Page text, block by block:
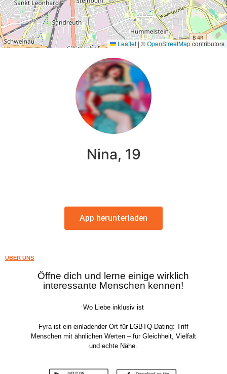
Leaflet | ©OpenStreetMapcontributors
Nina, 19
App herunterladen
ÜBER UNS
Öffne dich und lerne einige wirklich
interessante Menschen kennen!
Wo Liebe inklusiv ist
Fyra ist ein einladender Ort für LGBTQ-Dating: Triff
Menschen mit ähnlichen Werten – für Gleichheit, Vielfalt
und echte Nähe.